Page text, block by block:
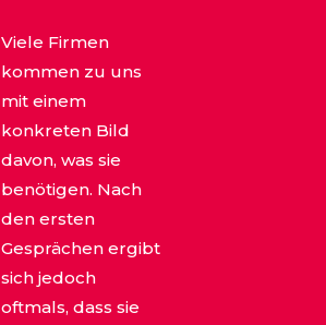
Viele Firmen
kommen zu uns
mit einem
konkreten Bild
davon, was sie
benötigen. Nach
den ersten
Gesprächen ergibt
sich jedoch
oftmals, dass sie